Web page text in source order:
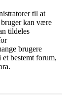
til at
kan være
tildeles
brugere
bestemt forum,